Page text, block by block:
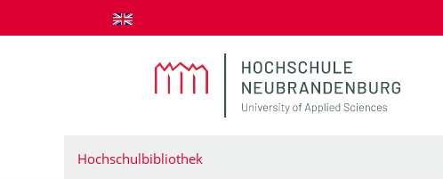
zum Inhalt springen
Hochschulbibliothek